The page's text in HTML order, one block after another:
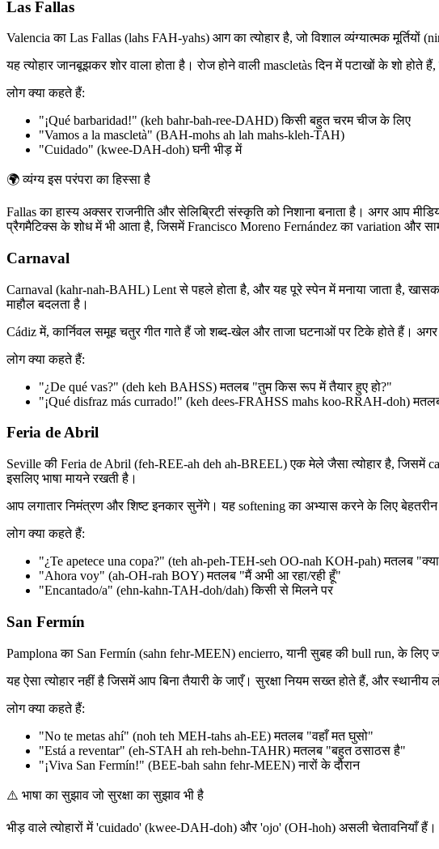
Las Fallas
Valencia का Las Fallas (lahs FAH-yahs) आग का त्योहार है, जो विशाल व्यंग्यात्मक मूर्तियों
यह त्योहार जानबूझकर शोर वाला होता है। रोज होने वाली mascletàs दिन में पटाखों के शो
लोग क्या कहते हैं:
"¡Qué barbaridad!" (keh bahr-bah-ree-DAHD) किसी बहुत चरम चीज के लिए
"Vamos a la mascletà" (BAH-mohs ah lah mahs-kleh-TAH)
"Cuidado" (kwee-DAH-doh) घनी भीड़ में
🌍व्यंग्य इस परंपरा का हिस्सा है
Fallas का हास्य अक्सर राजनीति और सेलिब्रिटी संस्कृति को निशाना बनाता है। अगर आप
प्रैगमैटिक्स के शोध में भी आता है, जिसमें Francisco Moreno Fernández का variation और
Carnaval
Carnaval (kahr-nah-BAHL) Lent से पहले होता है, और यह पूरे स्पेन में मनाया जाता है,
माहौल बदलता है।
Cádiz में, कार्निवल समूह चतुर गीत गाते हैं जो शब्द-खेल और ताजा घटनाओं पर टिके होते हैं।
लोग क्या कहते हैं:
"¿De qué vas?" (deh keh BAHSS) मतलब "तुम किस रूप में तैयार हुए हो?"
"¡Qué disfraz más currado!" (keh dees-FRAHSS mahs koo-RRAH-doh)
Feria de Abril
Seville की Feria de Abril (feh-REE-ah deh ah-BREEL) एक मेले जैसा त्योहार है, जिसमें
इसलिए भाषा मायने रखती है।
आप लगातार निमंत्रण और शिष्ट इनकार सुनेंगे। यह softening का अभ्यास करने के लिए
लोग क्या कहते हैं:
"¿Te apetece una copa?" (teh ah-peh-TEH-seh OO-nah KOH-pah) मतलब "क्या
"Ahora voy" (ah-OH-rah BOY) मतलब "मैं अभी आ रहा/रही हूँ"
"Encantado/a" (ehn-kahn-TAH-doh/dah) किसी से मिलने पर
San Fermín
Pamplona का San Fermín (sahn fehr-MEEN) encierro, यानी सुबह की bull run, के लिए
यह ऐसा त्योहार नहीं है जिसमें आप बिना तैयारी के जाएँ। सुरक्षा नियम सख्त होते हैं, और
लोग क्या कहते हैं:
"No te metas ahí" (noh teh MEH-tahs ah-EE) मतलब "वहाँ मत घुसो"
"Está a reventar" (eh-STAH ah reh-behn-TAHR) मतलब "बहुत ठसाठस है"
"¡Viva San Fermín!" (BEE-bah sahn fehr-MEEN) नारों के दौरान
⚠️ भाषा का सुझाव जो सुरक्षा का सुझाव भी है
भीड़ वाले त्योहारों में 'cuidado' (kwee-DAH-doh) और 'ojo' (OH-hoh) असली चेतावनियाँ